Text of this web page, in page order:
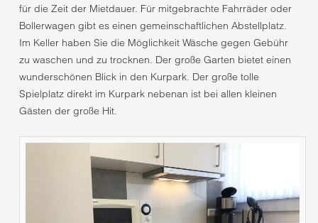
für die Zeit der Mietdauer. Für mitgebrachte Fahrräder oder
Bollerwagen gibt es einen gemeinschaftlichen Abstellplatz.
Im Keller haben Sie die Möglichkeit Wäsche gegen Gebühr
zu waschen und zu trocknen. Der große Garten bietet einen
wunderschönen Blick in den Kurpark. Der große tolle
Spielplatz direkt im Kurpark nebenan ist bei allen kleinen
Gästen der große Hit.